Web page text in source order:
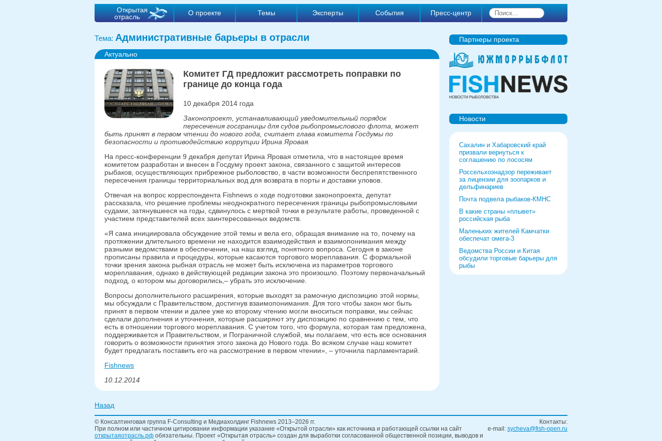
Открытая
отрасль
О проекте Темы Эксперты События Пресс-центр
Тема: Административные барьеры в отрасли
Актуально
Комитет ГД предложит рассмотреть поправки по
границе до конца года
10 декабря 2014 года
Законопроект, устанавливающий уведомительный порядок
пересечения госграницы для судов рыбопромыслового флота, может
быть принят в первом чтении до нового года, считает глава комитета Госдумы по
безопасности и противодействию коррупции Ирина Яровая.
На пресс-конференции 9 декабря депутат Ирина Яровая отметила, что в настоящее время
комитетом разработан и внесен в Госдуму проект закона, связанного с защитой интересов
рыбаков, осуществляющих прибрежное рыболовство, в части возможности беспрепятственного
пересечения границы территориальных вод для возврата в порты и доставки уловов.
Отвечая на вопрос корреспондента Fishnews о ходе подготовки законопроекта, депутат
рассказала, что решение проблемы неоднократного пересечения границы рыбопромысловыми
судами, затянувшееся на годы, сдвинулось с мертвой точки в результате работы, проведенной с
участием представителей всех заинтересованных ведомств.
«Я сама инициировала обсуждение этой темы и вела его, обращая внимание на то, почему на
протяжении длительного времени не находится взаимодействия и взаимопонимания между
разными ведомствами в обеспечении, на наш взгляд, понятного вопроса. Сегодня в законе
прописаны правила и процедуры, которые касаются торгового мореплавания. С формальной
точки зрения закона рыбная отрасль не может быть исключена из параметров торгового
мореплавания, однако в действующей редакции закона это произошло. Поэтому первоначальный
подход, о котором мы договорились,– убрать это исключение.
Вопросы дополнительного расширения, которые выходят за рамочную диспозицию этой нормы,
мы обсуждали с Правительством, достигнув взаимопонимания. Для того чтобы закон мог быть
принят в первом чтении и далее уже ко второму чтению могли вноситься поправки, мы сейчас
сделали дополнения и уточнения, которые расширяют эту диспозицию по сравнению с тем, что
есть в отношении торгового мореплавания. С учетом того, что формула, которая там предложена,
поддерживается и Правительством, и Пограничной службой, мы полагаем, что есть все основания
говорить о возможности принятия этого закона до Нового года. Во всяком случае наш комитет
будет предлагать поставить его на рассмотрение в первом чтении», – уточнила парламентарий.
Fishnews
10.12.2014
Назад
Партнеры проекта
Новости
Сахалин и Хабаровский край
призвали вернуться к
соглашению по лососям
Россельхознадзор переживает
за лицензии для зоопарков и
дельфинариев
Почта подвела рыбаков-КМНС
В какие страны «плывет»
российская рыба
Маленьких жителей Камчатки
обеспечат омега-3
Ведомства России и Китая
обсудили торговые барьеры для
рыбы
© Консалтинговая группа F-Consulting и Медиахолдинг Fishnews 2013–2026 гг.
При полном или частичном цитировании информации указание «Открытой отрасли» как источника и работающей ссылки на сайт
открытаяотрасль.рф обязательны. Проект «Открытая отрасль» создан для выработки согласованной общественной позиции, выводов и
Контакты:
e-mail: sycheva@fish-open.ru